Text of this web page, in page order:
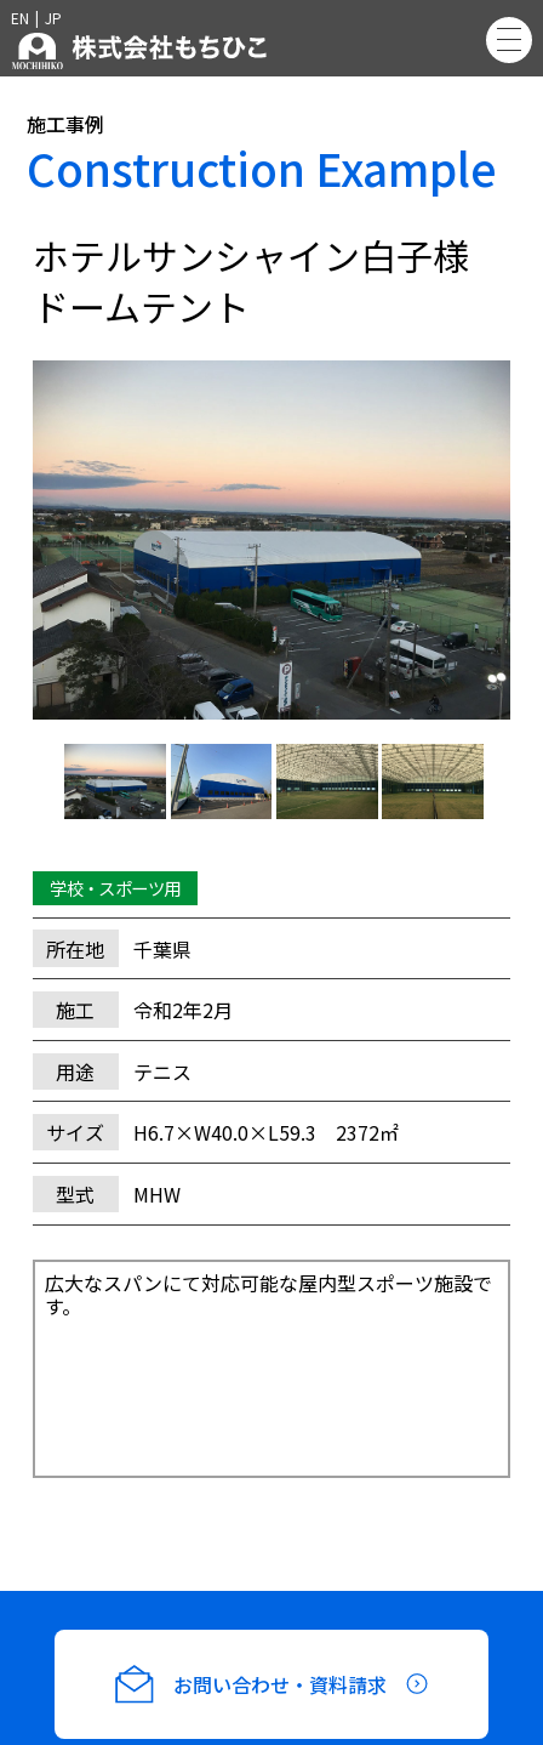
EN | JP
施工事例
Construction Example
ホテルサンシャイン白子様
ドームテント
学校・スポーツ用
所在地 千葉県
施工 令和2年2月
用途 テニス
サイズ H6.7×W40.0×L59.3 2372㎡
型式 MHW
広大なスパンにて対応可能な屋内型スポーツ施設で
す。
お問い合わせ・資料請求